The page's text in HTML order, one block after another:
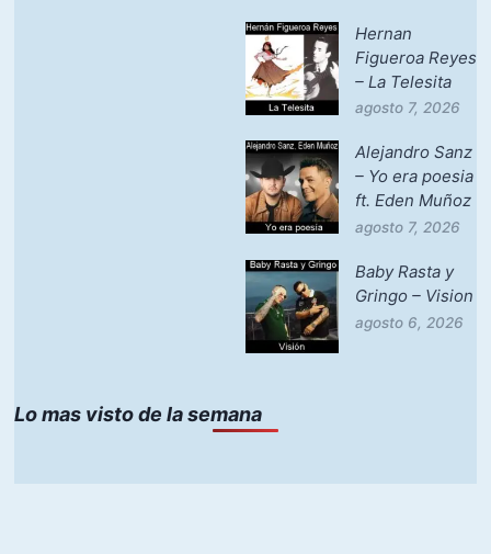
Hernan
Figueroa Reyes
– La Telesita
agosto 7, 2026
Alejandro Sanz
– Yo era poesia
ft. Eden Muñoz
agosto 7, 2026
Baby Rasta y
Gringo – Vision
agosto 6, 2026
Lo mas visto de la semana